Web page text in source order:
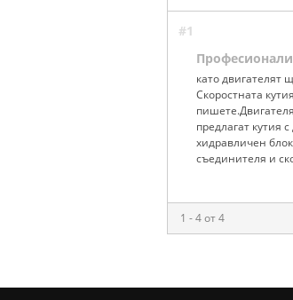
#1
като двигателят
Скоростната
предлагат кутия
хидравличен
съединителя и
1 - 4 от 4